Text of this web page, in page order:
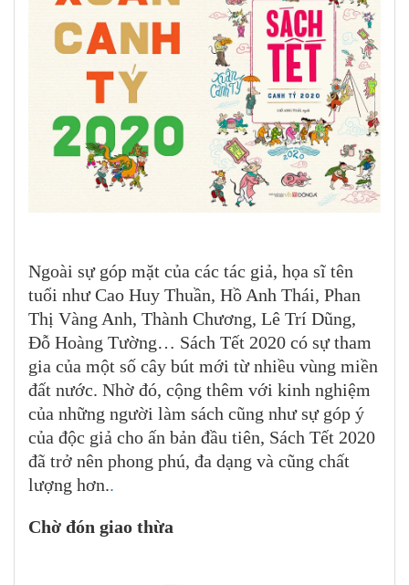
Ngoài sự góp mặt của các tác giả, họa sĩ tên
tuổi như Cao Huy Thuần, Hồ Anh Thái, Phan
Thị Vàng Anh, Thành Chương, Lê Trí Dũng,
Đỗ Hoàng Tường… Sách Tết 2020 có sự tham
gia của một số cây bút mới từ nhiều vùng miền
đất nước. Nhờ đó, cộng thêm với kinh nghiệm
của những người làm sách cũng như sự góp ý
của độc giả cho ấn bản đầu tiên, Sách Tết 2020
đã trở nên phong phú, đa dạng và cũng chất
lượng hơn..
Chờ đón giao thừa